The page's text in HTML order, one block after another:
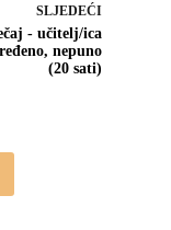
SLJEDEĆI
- učitelj/ica
nepuno
(20 sati)